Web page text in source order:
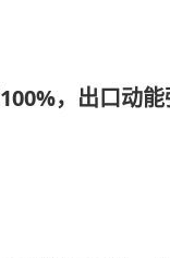
，出口动能